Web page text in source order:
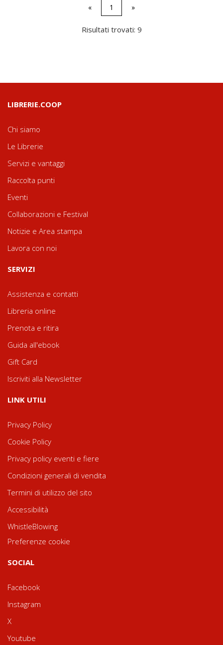
« 1 »
Risultati trovati: 9
LIBRERIE.COOP
Chi siamo
Le Librerie
Servizi e vantaggi
Raccolta punti
Eventi
Collaborazioni e Festival
Notizie e Area stampa
Lavora con noi
SERVIZI
Assistenza e contatti
Libreria online
Prenota e ritira
Guida all'ebook
Gift Card
Iscriviti alla Newsletter
LINK UTILI
Privacy Policy
Cookie Policy
Privacy policy eventi e fiere
Condizioni generali di vendita
Termini di utilizzo del sito
Accessibilità
WhistleBlowing
Preferenze cookie
SOCIAL
Facebook
Instagram
X
Youtube